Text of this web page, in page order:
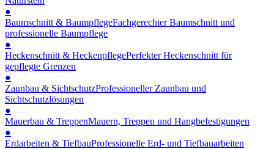
●
Baumschnitt & BaumpflegeFachgerechter Baumschnitt und
professionelle Baumpflege
●
Heckenschnitt & HeckenpflegePerfekter Heckenschnitt für
gepflegte Grenzen
●
Zaunbau & SichtschutzProfessioneller Zaunbau und
Sichtschutzlösungen
●
Mauerbau & TreppenMauern, Treppen und Hangbefestigungen
●
Erdarbeiten & TiefbauProfessionelle Erd- und Tiefbauarbeiten